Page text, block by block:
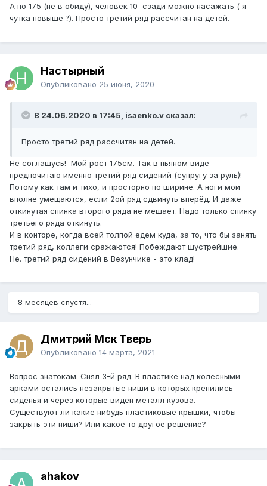
А по 175 (не в обиду), человек 10 сзади можно насажать ( я
чутка повыше ?). Просто третий ряд рассчитан на детей.
Настырный
Опубликовано 25 июня, 2020
В 24.06.2020 в 17:45, isaenko.v сказал:
Просто третий ряд рассчитан на детей.
Не соглашусь! Мой рост 175см. Так в пьяном виде
предпочитаю именно третий ряд сидений (супругу за руль)!
Потому как там и тихо, и просторно по ширине. А ноги мои
вполне умещаются, если 2ой ряд сдвинуть вперёд. И даже
откинутая спинка второго ряда не мешает. Надо только спинку
третьего ряда откинуть.
И в конторе, когда всей толпой едем куда, за то, что бы занять
третий ряд, коллеги сражаются! Побеждают шустрейшие.
Не. третий ряд сидений в Везунчике - это клад!
8 месяцев спустя...
Дмитрий Мск Тверь
Опубликовано 14 марта, 2021
Вопрос знатокам. Снял 3-й ряд. В пластике над колёсными
арками остались незакрытые ниши в которых крепились
сиденья и через которые виден металл кузова.
Существуют ли какие нибудь пластиковые крышки, чтобы
закрыть эти ниши? Или какое то другое решение?
ahakov